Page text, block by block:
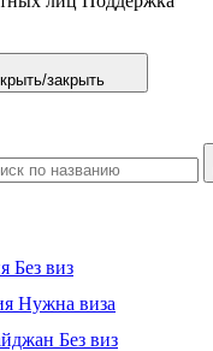
закрыть
Без виз
Нужна виза
Без виз